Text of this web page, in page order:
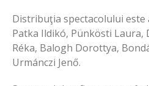
Distribuţia spectacolului este
Patka Ildikó, Pünkösti Laura,
Réka, Balogh Dorottya,
Urmánczi Jenő.